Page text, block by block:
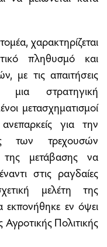
χαρακτηρίζεται
πληθυσμό και
με τις απαιτήσεις
μια στρατηγική
μετασχηματισμοί
για την
των τρεχουσών
μετάβασης να
στις ραγδαίες
μελέτη της
εκπονήθηκε εν όψει
Πολιτικής